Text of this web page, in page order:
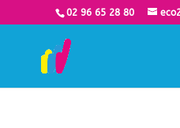
02 96 65 28 80